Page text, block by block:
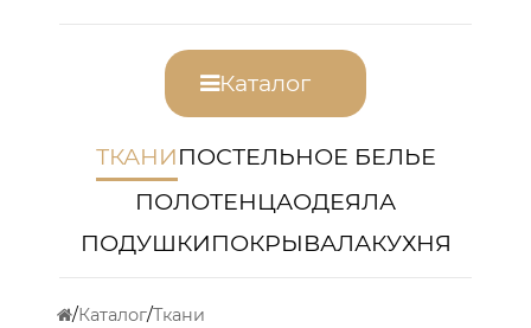
Каталог
ТКАНИПОСТЕЛЬНОЕ БЕЛЬЕ
ПОЛОТЕНЦАОДЕЯЛА
ПОДУШКИПОКРЫВАЛАКУХНЯ
Каталог Ткани